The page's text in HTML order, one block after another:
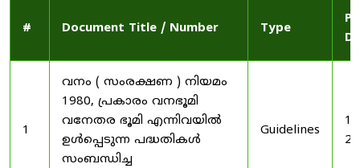
# Document Title / Number Type
1
വനം ( സംരക്ഷണ ) നിയമം
1980, പ്രകാരം വനഭൂമി
വനേതര ഭൂമി എന്നിവയിൽ
ഉൾപ്പെടുന്ന പദ്ധതികൾ
സംബന്ധിച്ച
Guidelines